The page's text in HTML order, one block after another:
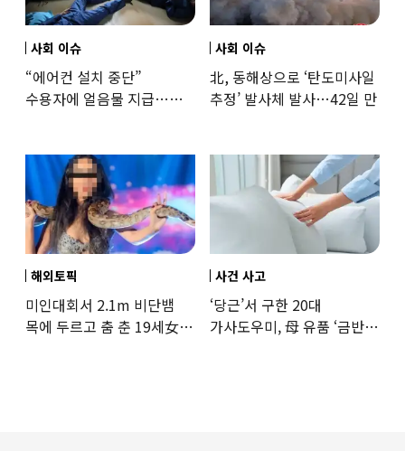
사회 이슈
“에어컨 설치 중단”
수용자에 얼음물 지급…
사회 이슈
北, 동해상으로 ‘탄도미사일
추정’ 발사체 발사…42일 만
해외토픽
미인대회서 2.1m 비단뱀
목에 두르고 춤 춘 19세女
사건 사고
‘당근’서 구한 20대
가사도우미, 母 유품 ‘금반지